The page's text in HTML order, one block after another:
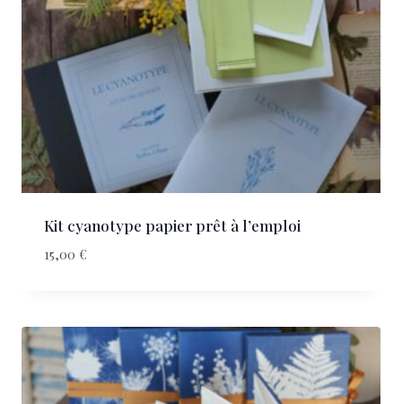
Kit cyanotype papier prêt à l’emploi
15,00 €